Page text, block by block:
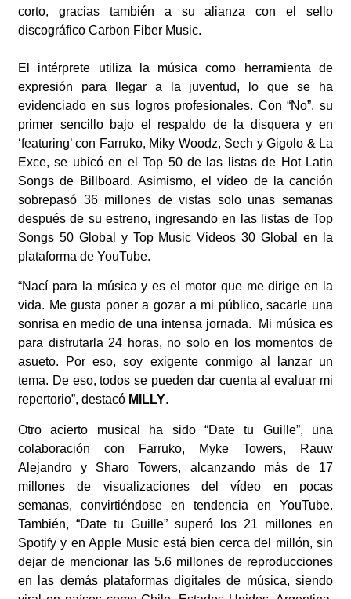
corto, gracias también a su alianza con el sello
discográfico Carbon Fiber Music.
El intérprete utiliza la música como herramienta de
expresión para llegar a la juventud, lo que se ha
evidenciado en sus logros profesionales. Con “No”, su
primer sencillo bajo el respaldo de la disquera y en
‘featuring’ con Farruko, Miky Woodz, Sech y Gigolo & La
Exce, se ubicó en el Top 50 de las listas de Hot Latin
Songs de Billboard. Asimismo, el vídeo de la canción
sobrepasó 36 millones de vistas solo unas semanas
después de su estreno, ingresando en las listas de Top
Songs 50 Global y Top Music Videos 30 Global en la
plataforma de YouTube.
“Nací para la música y es el motor que me dirige en la
vida. Me gusta poner a gozar a mi público, sacarle una
sonrisa en medio de una intensa jornada. Mi música es
para disfrutarla 24 horas, no solo en los momentos de
asueto. Por eso, soy exigente conmigo al lanzar un
tema. De eso, todos se pueden dar cuenta al evaluar mi
repertorio”, destacó MILLY.
Otro acierto musical ha sido “Date tu Guille”, una
colaboración con Farruko, Myke Towers, Rauw
Alejandro y Sharo Towers, alcanzando más de 17
millones de visualizaciones del vídeo en pocas
semanas, convirtiéndose en tendencia en YouTube.
También, “Date tu Guille” superó los 21 millones en
Spotify y en Apple Music está bien cerca del millón, sin
dejar de mencionar las 5.6 millones de reproducciones
en las demás plataformas digitales de música, siendo